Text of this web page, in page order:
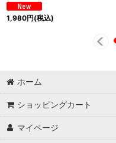
1,980円(税込)
ホーム
ショッピングカート
マイページ